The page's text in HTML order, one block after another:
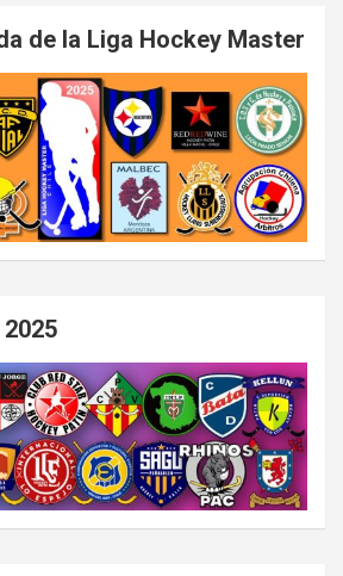
de la Liga Hockey Master